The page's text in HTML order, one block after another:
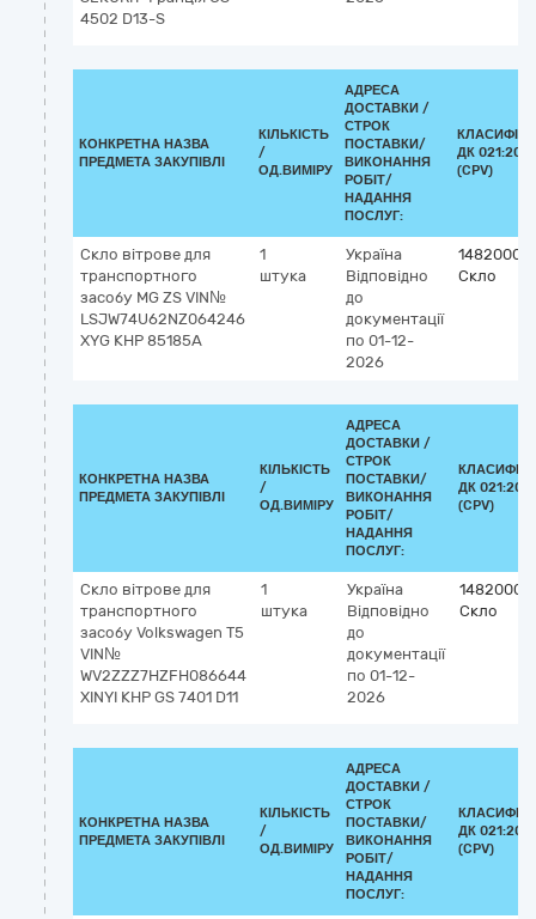
4502 D13-S
КОНКРЕТНА НАЗВА
ПРЕДМЕТА ЗАКУПІВЛІ
КІЛЬКІСТЬ
/
ОД.ВИМІРУ
АДРЕСА
ДОСТАВКИ /
СТРОК
ПОСТАВКИ/
ВИКОНАННЯ
РОБІТ/
НАДАННЯ
ПОСЛУГ:
ДК 021:2015
(CPV)
Скло вітрове для
транспортного
засобу MG ZS VIN№
LSJW74U62NZ064246
XYG КНР 85185А
1
штука
Україна
Відповідно
до
документації
по 01-12-
2026
Скло
КОНКРЕТНА НАЗВА
ПРЕДМЕТА ЗАКУПІВЛІ
КІЛЬКІСТЬ
/
ОД.ВИМІРУ
АДРЕСА
ДОСТАВКИ /
СТРОК
ПОСТАВКИ/
ВИКОНАННЯ
РОБІТ/
НАДАННЯ
ПОСЛУГ:
ДК 021:2015
(CPV)
Скло вітрове для
транспортного
засобу Volkswagen T5
VIN№
WV2ZZZ7HZFH086644
XINYI КНР GS 7401 D11
1
штука
Україна
Відповідно
до
документації
по 01-12-
2026
Скло
КОНКРЕТНА НАЗВА
ПРЕДМЕТА ЗАКУПІВЛІ
КІЛЬКІСТЬ
/
ОД.ВИМІРУ
АДРЕСА
ДОСТАВКИ /
СТРОК
ПОСТАВКИ/
ВИКОНАННЯ
РОБІТ/
НАДАННЯ
ПОСЛУГ:
ДК 021:2015
(CPV)